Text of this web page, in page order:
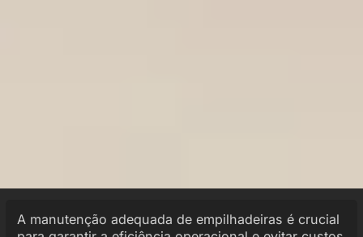
A manutenção adequada de empilhadeiras é crucial